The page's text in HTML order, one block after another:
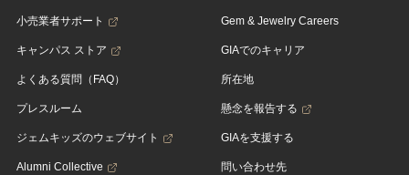
小売業者サポート
キャンパス ストア
よくある質問（FAQ）
プレスルーム
ジェムキッズのウェブサイト
Alumni Collective
Gem & Jewelry Careers
GIAでのキャリア
所在地
懸念を報告する
GIAを支援する
問い合わせ先